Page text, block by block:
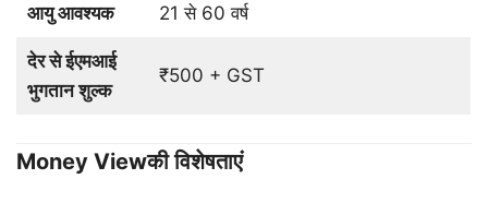
आयु आवश्यक 21 से 60 वर्ष
देर से ईएमआई
भुगतान शुल्क
₹500 + GST
Money Viewकी विशेषताएं